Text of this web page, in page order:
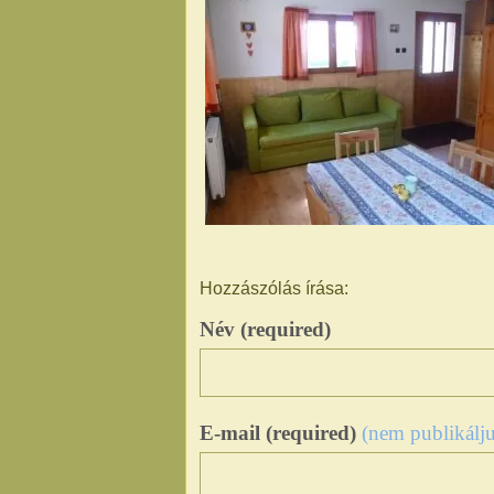
Hozzászólás írása:
Név (required)
E-mail (required) (nem